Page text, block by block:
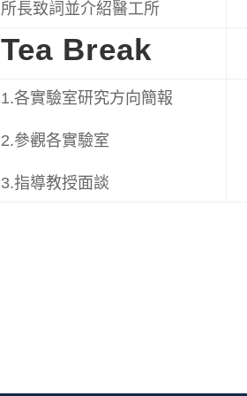
所長致詞並介紹醫工所
Tea Break
1.各實驗室研究方向簡報
2.參觀各實驗室
3.指導教授面談